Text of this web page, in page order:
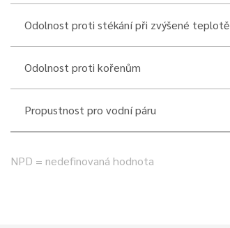
Odolnost proti stékání při zvýšené teplotě
Odolnost proti kořenům
Propustnost pro vodní páru
NPD = nedefinovaná hodnota